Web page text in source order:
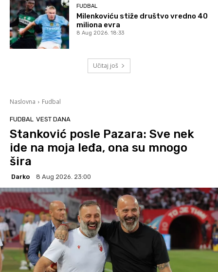
FUDBAL
Milenkoviću stiže društvo vredno 40
miliona evra
8 Aug 2026. 18:33
Učitaj još